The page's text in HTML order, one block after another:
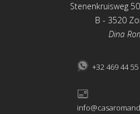
Stenenkruisweg
B - 3520
Dina
+32 469 44 55